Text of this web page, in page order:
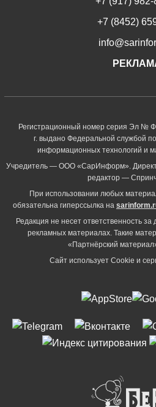
+7 (8452)
Регистрационный номер серия Эл №
г. выдано Федеральной службой
информационных технологий и
Учредитель — ООО «СарИнформ».
редактор —
При использовании любых
обязательна гиперссылка на
Редакция не несет ответственность
рекламных материалах. Такие
«Партнёрский
Сайт использует Cookie и